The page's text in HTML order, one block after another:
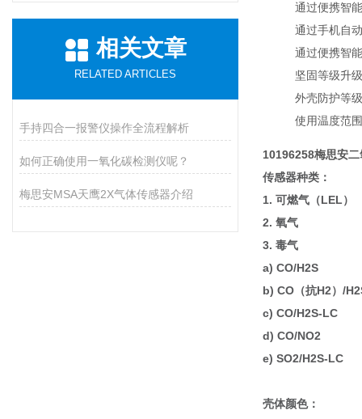
相关文章
RELATED ARTICLES
手持四合一报警仪操作全流程解析
如何正确使用一氧化碳检测仪呢？
梅思安MSA天鹰2X气体传感器介绍
通过便携智
通过手机自
通过便携智
坚固等级升
外壳防护等
使用温度范
10196258梅思安
传感器种类：
1. 可燃气（LEL）
2. 氧气
3. 毒气
a) CO/H2S
b) CO（抗H2）/
c) CO/H2S-LC
d) CO/NO2
e) SO2/H2S-LC
壳体颜色：